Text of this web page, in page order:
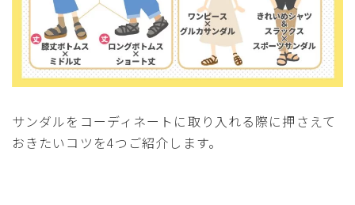
サンダルをコーディネートに取り入れる際に押さえて
おきたいコツを4つご紹介します。